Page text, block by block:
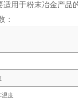
用于粉末冶金产品的
：
温度